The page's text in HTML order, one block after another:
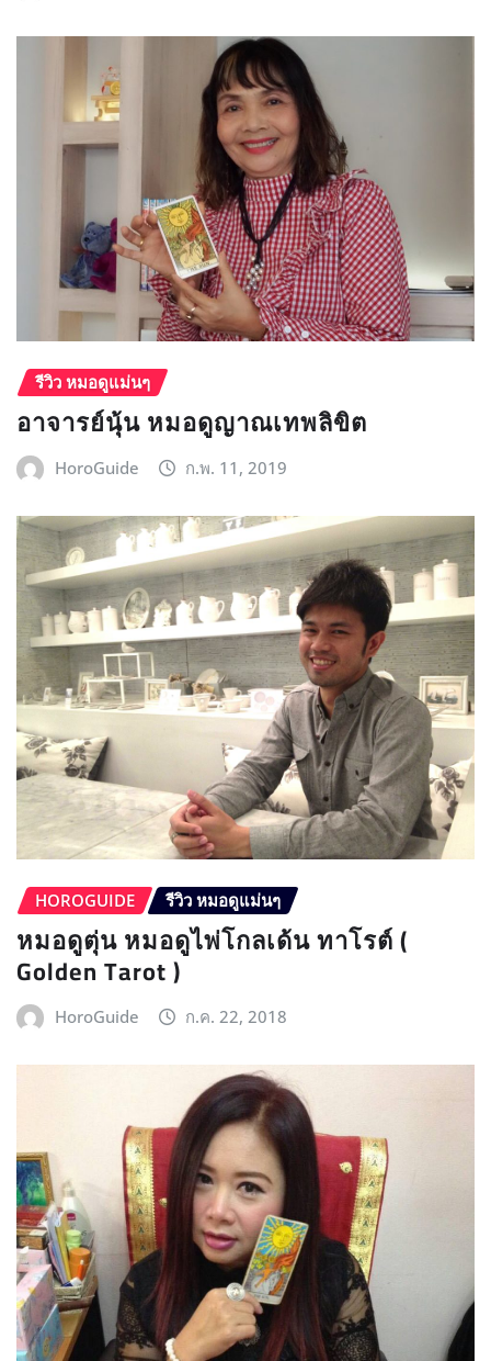
รีวิว หมอดูแม่นๆ
อาจารย์นุ้น หมอดูญาณเทพลิขิต
HoroGuide ก.พ. 11, 2019
HOROGUIDE รีวิว หมอดูแม่นๆ
หมอดูตุ่น หมอดูไพ่โกลเด้น ทาโรต์ (
Golden Tarot )
HoroGuide ก.ค. 22, 2018